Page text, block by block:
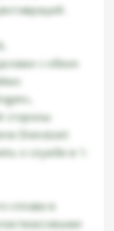
с обеих
стороны
Dienstzeit
о службе в 1-
сплава в